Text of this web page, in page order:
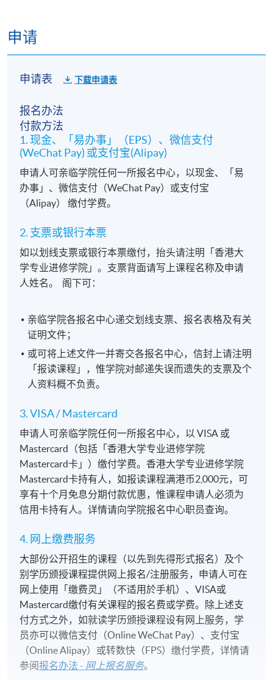
申请
申请表 下载申请表
报名办法
付款方法
1. 现金、「易办事」（EPS）、微信支付
(WeChat Pay) 或支付宝(Alipay)
申请人可亲临学院任何一所报名中心，以现金、「易
办事」、微信支付（WeChat Pay）或支付宝
（Alipay） 缴付学费。
2. 支票或银行本票
如以划线支票或银行本票缴付，抬头请注明「香港大
学专业进修学院」。支票背面请写上课程名称及申请
人姓名。 阁下可：
亲临学院各报名中心递交划线支票、报名表格及有关
证明文件；
或可将上述文件一并寄交各报名中心，信封上请注明
「报读课程」，惟学院对邮递失误而遗失的支票及个
人资料概不负责。
3. VISA / Mastercard
申请人可亲临学院任何一所报名中心，以 VISA 或
Mastercard（包括「香港大学专业进修学院
Mastercard卡」）缴付学费。香港大学专业进修学院
Mastercard卡持有人，如报读课程满港币2,000元，可
享有十个月免息分期付款优惠，惟课程申请人必须为
信用卡持有人。详情请向学院报名中心职员查询。
4. 网上缴费服务
大部份公开招生的课程（以先到先得形式报名）及个
别学历颁授课程提供网上报名/注册服务，申请人可在
网上使用「缴费灵」（不适用於手机）、VISA或
Mastercard缴付有关课程的报名费或学费。除上述支
付方式之外，如就读学历颁授课程设有网上服务，学
员亦可以微信支付（Online WeChat Pay）、支付宝
（Online Alipay）或转数快（FPS）缴付学费，详情请
参阅报名办法 - 网上报名服务。